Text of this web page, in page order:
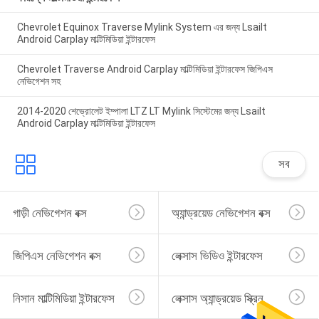
Chevrolet Equinox Traverse Mylink System এর জন্য Lsailt
Android Carplay মাল্টিমিডিয়া ইন্টারফেস
Chevrolet Traverse Android Carplay মাল্টিমিডিয়া ইন্টারফেস জিপিএস
নেভিগেশন সহ
2014-2020 শেভ্রোলেট ইম্পালা LTZ LT Mylink সিস্টেমের জন্য Lsailt
Android Carplay মাল্টিমিডিয়া ইন্টারফেস
সব
গাড়ী নেভিগেশন বক্স অ্যান্ড্রয়েড নেভিগেশন বক্স
জিপিএস নেভিগেশন বক্স লেক্সাস ভিডিও ইন্টারফেস
নিসান মাল্টিমিডিয়া ইন্টারফেস লেক্সাস অ্যান্ড্রয়েড স্ক্রিন